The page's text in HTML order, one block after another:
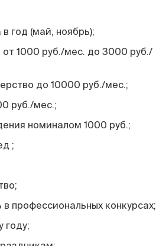
год (май, ноябрь);
1000 руб./мес. до 3000 руб./
до 10000 руб./мес.;
руб./мес.;
номиналом 1000 руб.;
;
профессиональных конкурсах;
году;